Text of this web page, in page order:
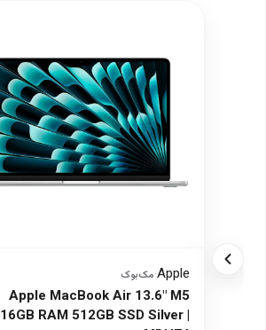
Apple
·مک‌بوک
Apple MacBook Air 13.6" M5
16GB RAM 512GB SSD Silver |